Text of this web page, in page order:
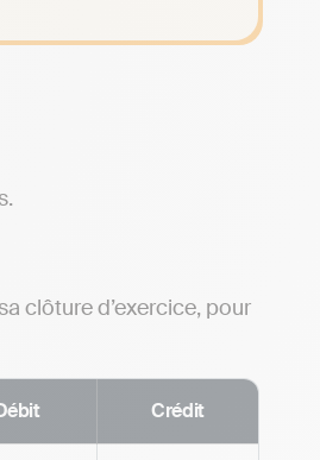
clôture d’exercice, pour
Crédit